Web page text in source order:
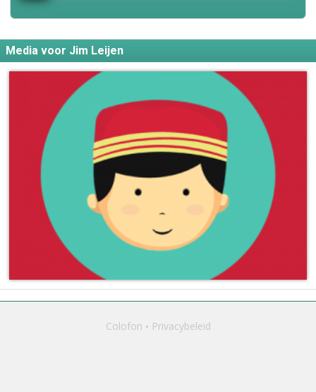
Media voor Jim Leijen
Colofon Privacybeleid